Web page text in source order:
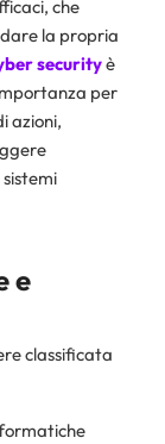
che
la propria
securityè
per
azioni,
e
classificata